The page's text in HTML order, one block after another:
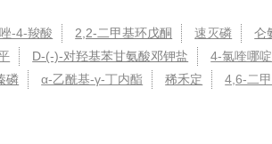
-4-羧酸 2,2-二甲基环戊酮 速灭磷 仑
D-(-)-对羟基苯甘氨酸邓钾盐 4-氯喹哪啶
磷 α-乙酰基-γ-丁内酯 稀禾定 4,6-二